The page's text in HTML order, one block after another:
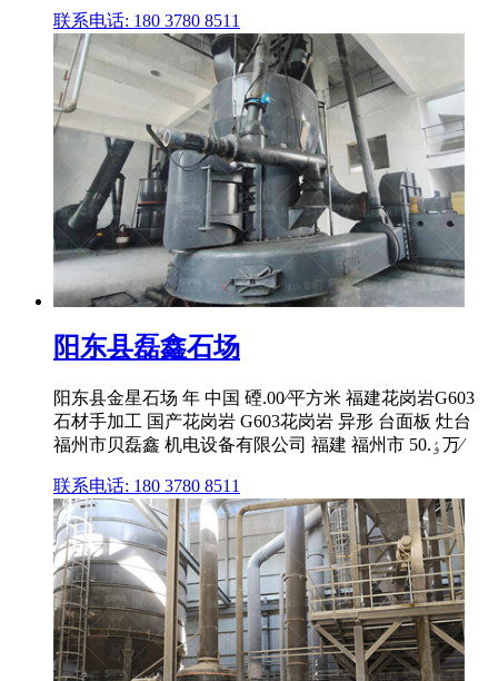
联系电话: 180 3780 8511
阳东县磊鑫石场
阳东县金星石场 年 中国 䃌.00⁄平方米 福建花岗岩G603
石材手加工 国产花岗岩 G603花岗岩 异形 台面板 灶台
福州市贝磊鑫 机电设备有限公司 福建 福州市 ٶ.50万⁄
联系电话: 180 3780 8511